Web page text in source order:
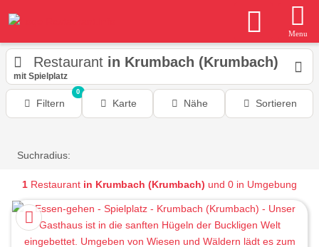
Menu
Restaurant in Krumbach (Krumbach)
mit Spielplatz
Filtern
0
Karte Nähe Sortieren
Suchradius:
1 Restaurant in Krumbach (Krumbach) und 0 in Umgebung